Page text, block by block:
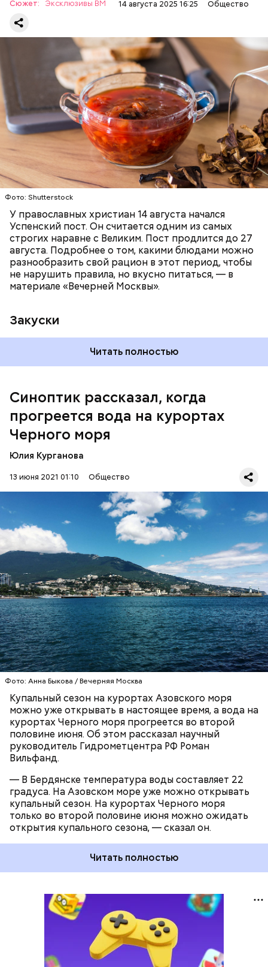
Сюжет: Эксклюзивы ВМ 14 августа 2025 16:25 Общество
Фото: Shutterstock
У православных христиан 14 августа начался
Успенский пост. Он считается одним из самых
строгих наравне с Великим. Пост продлится до 27
августа. Подробнее о том, какими блюдами можно
разнообразить свой рацион в этот период, чтобы
не нарушить правила, но вкусно питаться, — в
материале «Вечерней Москвы».
Закуски
Баклажаны с овощами
Читать полностью
ПРАВОСЛАВИЕ ЕДА РЕЦЕПТЫ
Синоптик рассказал, когда
прогреется вода на курортах
Черного моря
Юлия Курганова
13 июня 2021 01:10 Общество
Фото: Анна Быкова / Вечерняя Москва
Купальный сезон на курортах Азовского моря
можно уже открывать в настоящее время, а вода на
курортах Черного моря прогреется во второй
половине июня. Об этом рассказал научный
руководитель Гидрометцентра РФ Роман
Вильфанд.
— В Бердянске температура воды составляет 22
градуса. На Азовском море уже можно открывать
купальный сезон. На курортах Черного моря
только во второй половине июня можно ожидать
открытия купального сезона, — сказал он.
Синоптик отметил, что в Сочи, Феодосии, Алуште,
Ялте вода пока прогрелась лишь до 17 градусов
тепла, в Туапсе — до 18 градусов, а в Евпатории —
до 19 градусов.
По словам Вильфанда, с середины следующей
прогреваться, потому что на юг России придет
потепление. Температура воздуха будет там выше
нормы уже к середине следующей недели — плюс
24-28 градусов, передает
Читайте также:Синоптик предупредил о переносе
купального сезона в Москве и Подмосковье
Читать полностью
ЧЕРНОЕ МОРЕ
ПОГОДА
КУПАЛЬНЫЙ СЕЗОН